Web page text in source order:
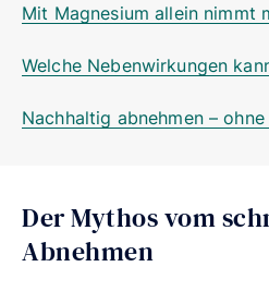
Mit Magnesium allein nimmt
Welche Nebenwirkungen
Nachhaltig abnehmen –
Der Mythos vom
Abnehmen